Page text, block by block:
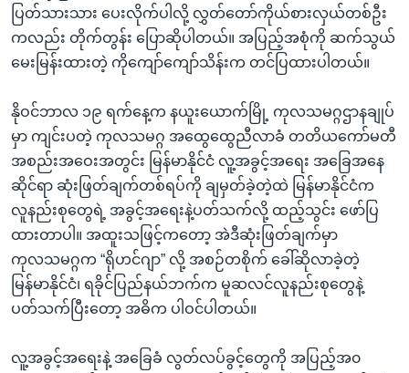
ပြတ်သားသား ပေးလိုက်ပါလို့ လွှတ်တော်ကိုယ်စားလှယ်တစ်ဦး
ကလည်း တိုက်တွန်း ပြောဆိုပါတယ်။ အပြည့်အစုံကို ဆက်သွယ်
မေးမြန်းထားတဲ့ ကိုကျော်ကျော်သိန်းက တင်ပြထားပါတယ်။
နိုဝင်ဘာလ ၁၉ ရက်နေ့က နယူးယောက်မြို့ ကုလသမဂ္ဂဌာနချုပ်
မှာ ကျင်းပတဲ့ ကုလသမဂ္ဂ အထွေထွေညီလာခံ တတိယကော်မတီ
အစည်းအဝေးအတွင်း မြန်မာနိုင်ငံ လူ့အခွင့်အရေး အခြေအနေ
ဆိုင်ရာ ဆုံးဖြတ်ချက်တစ်ရပ်ကို ချမှတ်ခဲ့တဲ့ထဲ မြန်မာနိုင်ငံက
လူနည်းစုတွေရဲ့ အခွင့်အရေးနဲ့ပတ်သက်လို့ ထည့်သွင်း ဖော်ပြ
ထားတာပါ။ အထူးသဖြင့်ကတော့ အဲဒီဆုံးဖြတ်ချက်မှာ
ကုလသမဂ္ဂက “ရိုဟင်ဂျာ” လို့ အစဉ်တစိုက် ခေါ်ဆိုလာခဲ့တဲ့
မြန်မာနိုင်ငံ၊ ရခိုင်ပြည်နယ်ဘက်က မူဆလင်လူနည်းစုတွေနဲ့
ပတ်သက်ပြီးတော့ အဓိက ပါဝင်ပါတယ်။
လူ့အခွင့်အရေးနဲ့ အခြေခံ လွတ်လပ်ခွင့်တွေကို အပြည့်အ၀